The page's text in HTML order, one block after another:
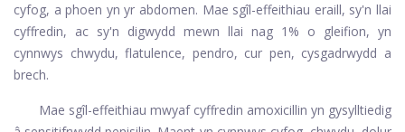
cyfog, a phoen yn yr abdomen. Mae sgîl-effeithiau eraill, sy'n llai
cyffredin, ac sy'n digwydd mewn llai nag 1% o gleifion, yn
cynnwys chwydu, flatulence, pendro, cur pen, cysgadrwydd a
brech.
Mae sgîl-effeithiau mwyaf cyffredin amoxicillin yn gysylltiedig